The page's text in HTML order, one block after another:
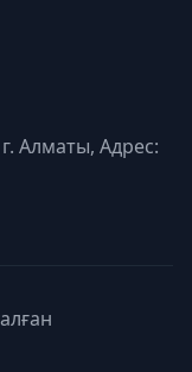
Алматы, Адрес: